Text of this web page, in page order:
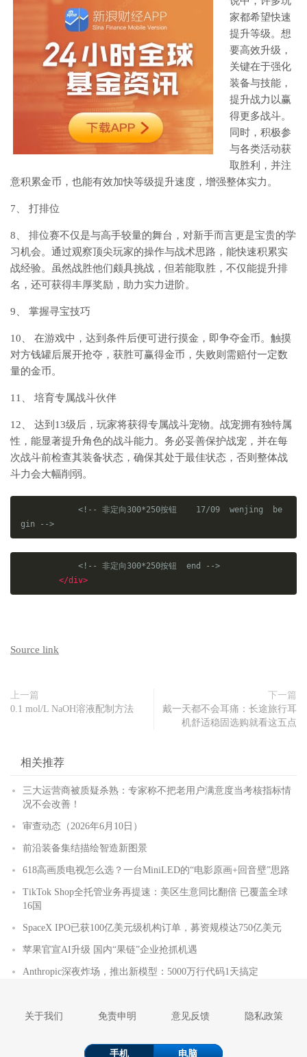
家都希望快速
提升等级。想
要高效升级，
关键在于强化
装备与技能，
提升战力以赢
得更多战斗。
同时，积极参
与各类活动获
取胜利，并注
意积累金币，也能有效加快等级提升速度，增强整体实力。
7、 打排位
8、 排位赛不仅是与高手较量的舞台，对新手而言更是宝贵的学
习机会。通过观察顶尖玩家的操作与战术思路，能快速积累实
战经验。虽然战胜他们颇具挑战，但若能取胜，不仅能提升排
名，还可获得丰厚奖励，助力实力进阶。
9、 掌握寻宝技巧
10、 在游戏中，达到条件后便可进行摸金，即争夺金币。触摸
对方钱罐后展开抢夺，获胜可赢得金币，失败则需赔付一定数
量的金币。
11、 培育专属战斗伙伴
12、 达到13级后，玩家将获得专属战斗宠物。战宠拥有独特属
性，能显著提升角色的战斗能力。务必妥善保护战宠，并在每
次战斗前检查其装备状态，确保其处于最佳状态，否则整体战
斗力会大幅削弱。
<!-- 非定向300*250按钮    17/09  wenjing  be
gin -->
<!-- 非定向300*250按钮  end -->
</div>
Source link
上一篇
0.1 mol/L NaOH溶液配制方法
下一篇
戴一天都不会耳痛：长途旅行耳
机舒适稳固选购就看这五点
相关推荐
三大运营商被质疑杀熟：专家称不把老用户满意度当考核指标情
况不会改善！
审查动态（2026年6月10日）
前沿装备集结描绘智造新图景
618高画质电视怎么选？一台MiniLED的“电影原画+回音壁”思路
TikTok Shop全托管业务再提速：美区生意同比翻倍 已覆盖全球
16国
SpaceX IPO已获100亿美元级机构订单，募资规模达750亿美元
苹果官宣AI升级 国内“果链”企业抢抓机遇
Anthropic深夜炸场，推出新模型：5000万行代码1天搞定
关于我们 免责申明 意见反馈 隐私政策
手机 电脑